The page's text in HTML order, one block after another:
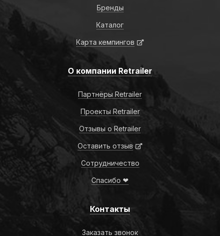
Бренды
Каталог
Карта кемпингов
О компании Retrailer
Партнёры Retrailer
Проекты Retrailer
Отзывы о Retrailer
Оставить отзыв
Сотрудничество
Спасибо ❤
Контакты
Заказать звонок